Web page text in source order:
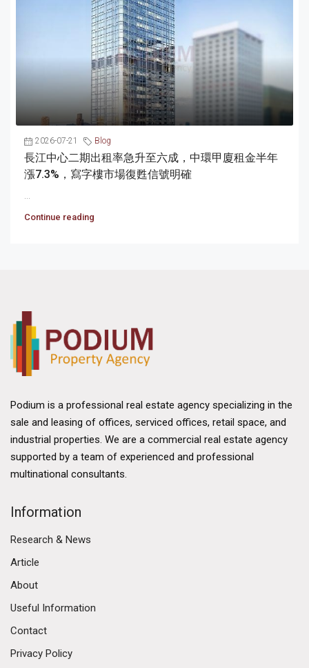
2026-07-21 Blog
長江中心二期出租率急升至六成，中環甲廈租金半年
漲7.3%，寫字樓市場復甦信號明確
...
Continue reading
Podium is a professional real estate agency specializing in the
sale and leasing of offices, serviced offices, retail space, and
industrial properties. We are a commercial real estate agency
supported by a team of experienced and professional
multinational consultants.
Information
Research & News
Article
About
Useful Information
Contact
Privacy Policy